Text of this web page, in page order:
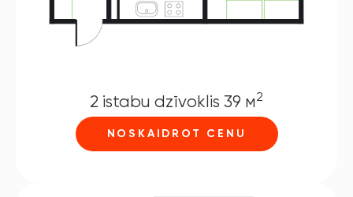
2 istabu dzīvoklis 39 м2
NOSKAIDROT CENU